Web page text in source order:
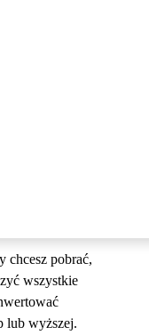
chcesz pobrać,
wszystkie
lub wyższej.